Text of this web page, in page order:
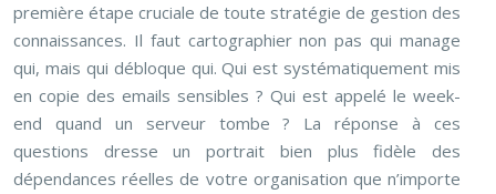
première étape cruciale de toute stratégie de gestion des
connaissances. Il faut cartographier non pas qui manage
qui, mais qui débloque qui. Qui est systématiquement mis
en copie des emails sensibles ? Qui est appelé le week-
end quand un serveur tombe ? La réponse à ces
questions dresse un portrait bien plus fidèle des
dépendances réelles de votre organisation que n’importe